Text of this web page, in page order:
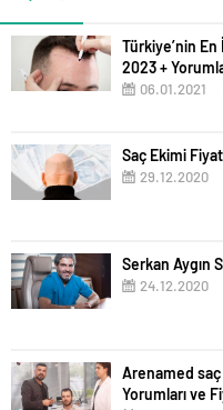
Türkiye’nin En
2023 +
06.01.2021
Saç Ekimi
29.12.2020
Serkan Aygın
24.12.2020
Arenamed saç
Yorumları ve